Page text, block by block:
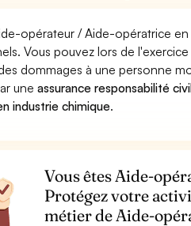
opérateur / Aide-opératrice
Vous pouvez lors de
dommages à une personne
uneassurance responsabilité
industrie chimique.
Vous êtes Aide-
Protégez votre
métier de Aide-